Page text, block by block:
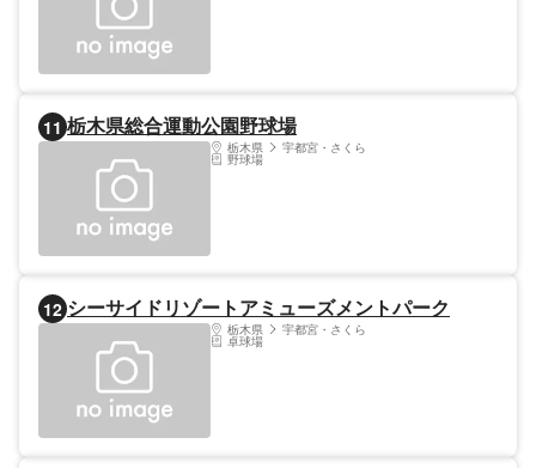
11 栃木県総合運動公園野球場
栃木県 宇都宮・さくら
野球場
12 シーサイドリゾートアミューズメントパーク
栃木県 宇都宮・さくら
卓球場